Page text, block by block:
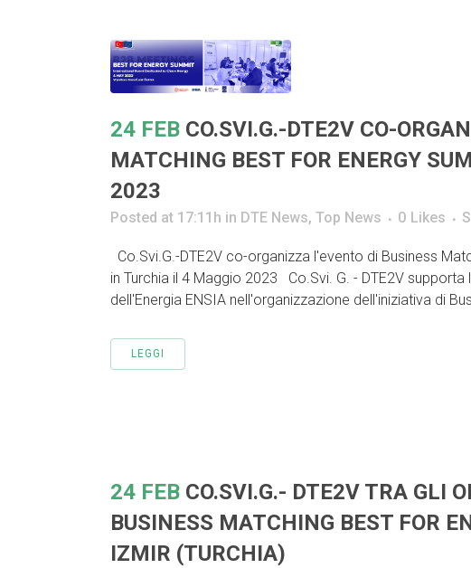
24 FEB CO.SVI.G.-DTE2V CO-
MATCHING BEST FOR ENERGY
2023
Posted at 17:11h in DTE News, Top News 0 Likes
Co.Svi.G.-DTE2V co-organizza l'evento di Business
in Turchia il 4 Maggio 2023 Co.Svi. G. - DTE2V
dell'Energia ENSIA nell'organizzazione dell'iniziativa di
LEGGI
24 FEB CO.SVI.G.- DTE2V TRA GLI
BUSINESS MATCHING BEST FOR
IZMIR (TURCHIA)